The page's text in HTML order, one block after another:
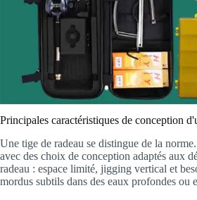
Principales caractéristiques de conception
Une tige de radeau se distingue de la norme.
avec des choix de conception adaptés aux
radeau : espace limité, jigging vertical et
mordus subtils dans des eaux profondes ou